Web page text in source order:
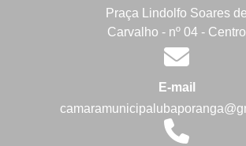
Praça Lindolfo Soares de
Carvalho - nº 04 - Centro
E-mail